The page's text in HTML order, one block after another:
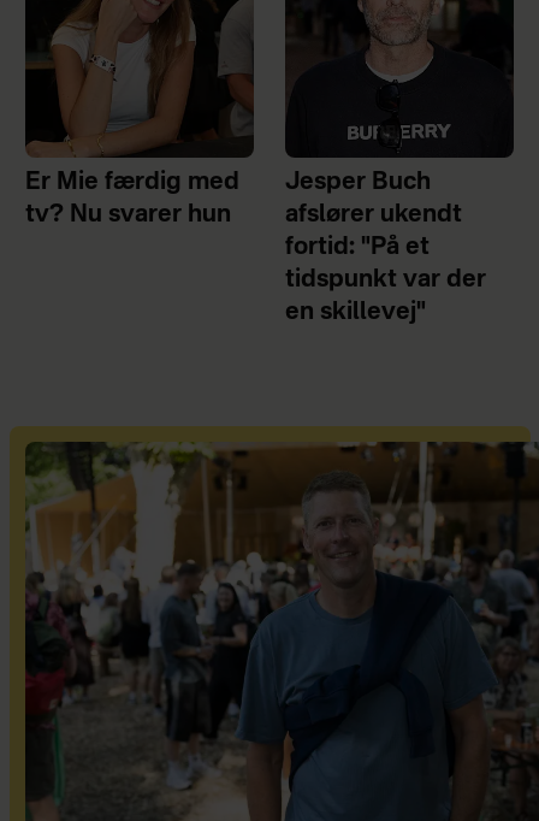
Er Mie færdig med
tv? Nu svarer hun
Jesper Buch
afslører ukendt
fortid: "På et
tidspunkt var der
en skillevej"